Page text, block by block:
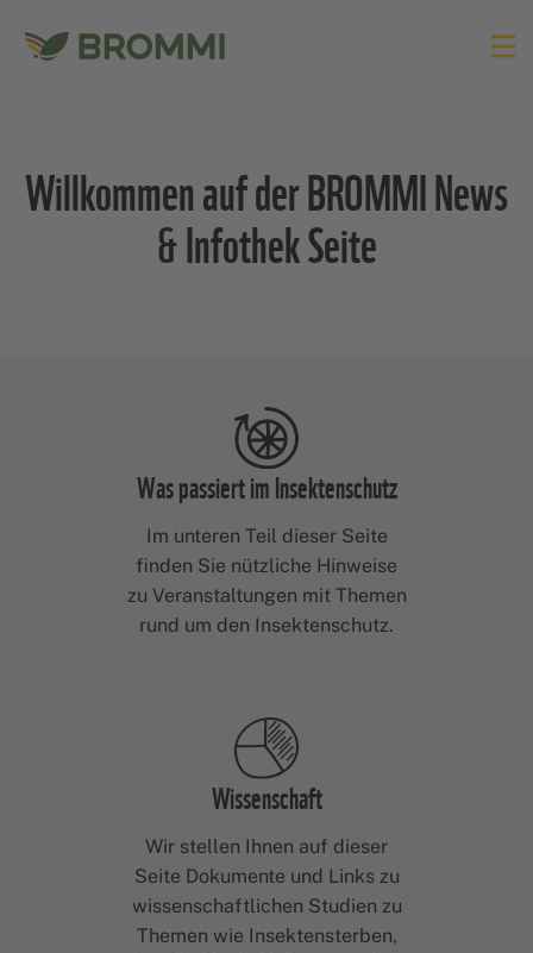
Willkommen auf der BROMMI News
& Infothek Seite
Was passiert im Insektenschutz
Im unteren Teil dieser Seite
finden Sie nützliche Hinweise
zu Veranstaltungen mit Themen
rund um den Insektenschutz.
Wissenschaft
Wir stellen Ihnen auf dieser
Seite Dokumente und Links zu
wissenschaftlichen Studien zu
Themen wie Insektensterben,